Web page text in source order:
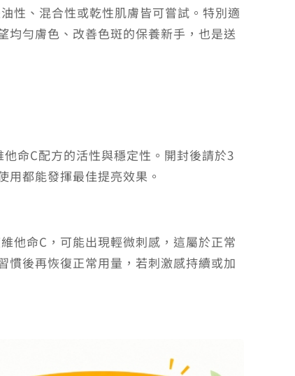
性、混合性或乾性肌膚皆可嘗試。特別適
均勻膚色、改善色斑的保養新手，也是送
命C配方的活性與穩定性。開封後請於3
都能發揮最佳提亮效果。
他命C，可能出現輕微刺感，這屬於正常
慣後再恢復正常用量，若刺激感持續或加